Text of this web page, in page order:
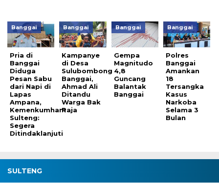
Banggai
Pria di
Banggai
Diduga
Pesan Sabu
dari Napi di
Lapas
Ampana,
Kemenkumham
Sulteng:
Segera
Ditindaklanjuti
Banggai
Kampanye
di Desa
Sulubombong
Banggai,
Ahmad Ali
Ditandu
Warga Bak
Raja
Banggai
Gempa
Magnitudo
4,8
Guncang
Balantak
Banggai
Banggai
Polres
Banggai
Amankan
18
Tersangka
Kasus
Narkoba
Selama 3
Bulan
SULTENG